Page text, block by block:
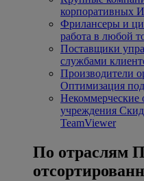
корпоративных
Фрилансеры и
работа в любой
Поставщики
службами
Производители
Оптимизация
Некоммерческие
учреждения
TeamViewer
По отраслям